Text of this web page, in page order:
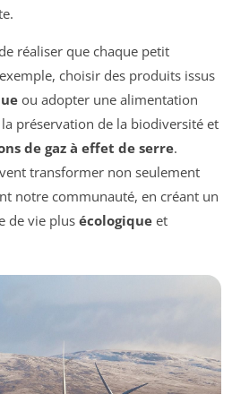
réaliser que chaque petit
choisir des produits issus
ou adopter une alimentation
préservation de la biodiversité et
de gaz à effet de serre.
transformer non seulement
notre communauté, en créant un
de vie plus écologique et